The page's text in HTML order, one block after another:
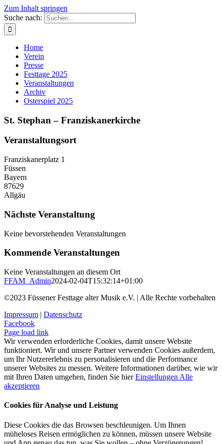
Zum Inhalt springen
Suche nach:
Home
Verein
Presse
Festtage 2025
Veranstaltungen
Archiv
Osterspiel 2025
St. Stephan – Franziskanerkirche
Veranstaltungsort
Franziskanerplatz 1
Füssen
Bayern
87629
Allgäu
Nächste Veranstaltung
Keine bevorstehenden Veranstaltungen
Kommende Veranstaltungen
Keine Veranstaltungen an diesem Ort
FFAM_Admin2024-02-04T15:32:14+01:00
©2023 Füssener Festtage alter Musik e.V. | Alle Rechte vorbehalten
Impressum | Datenschutz
Facebook
Page load link
Wir verwenden erforderliche Cookies, damit unsere Website
funktioniert. Wir und unsere Partner verwenden Cookies außerdem,
um Ihr Nutzererlebnis zu personalisieren und die Performance
unserer Websites zu messen. Weitere Informationen darüber, wie wir
mit Ihren Daten umgehen, finden Sie hierEinstellungen Alle
akzeptieren
Cookies für Analyse und Leistung
Diese Cookies die das Browsen beschleunigen. Um Ihnen
müheloses Reisen ermöglichen zu können, müssen unsere Website